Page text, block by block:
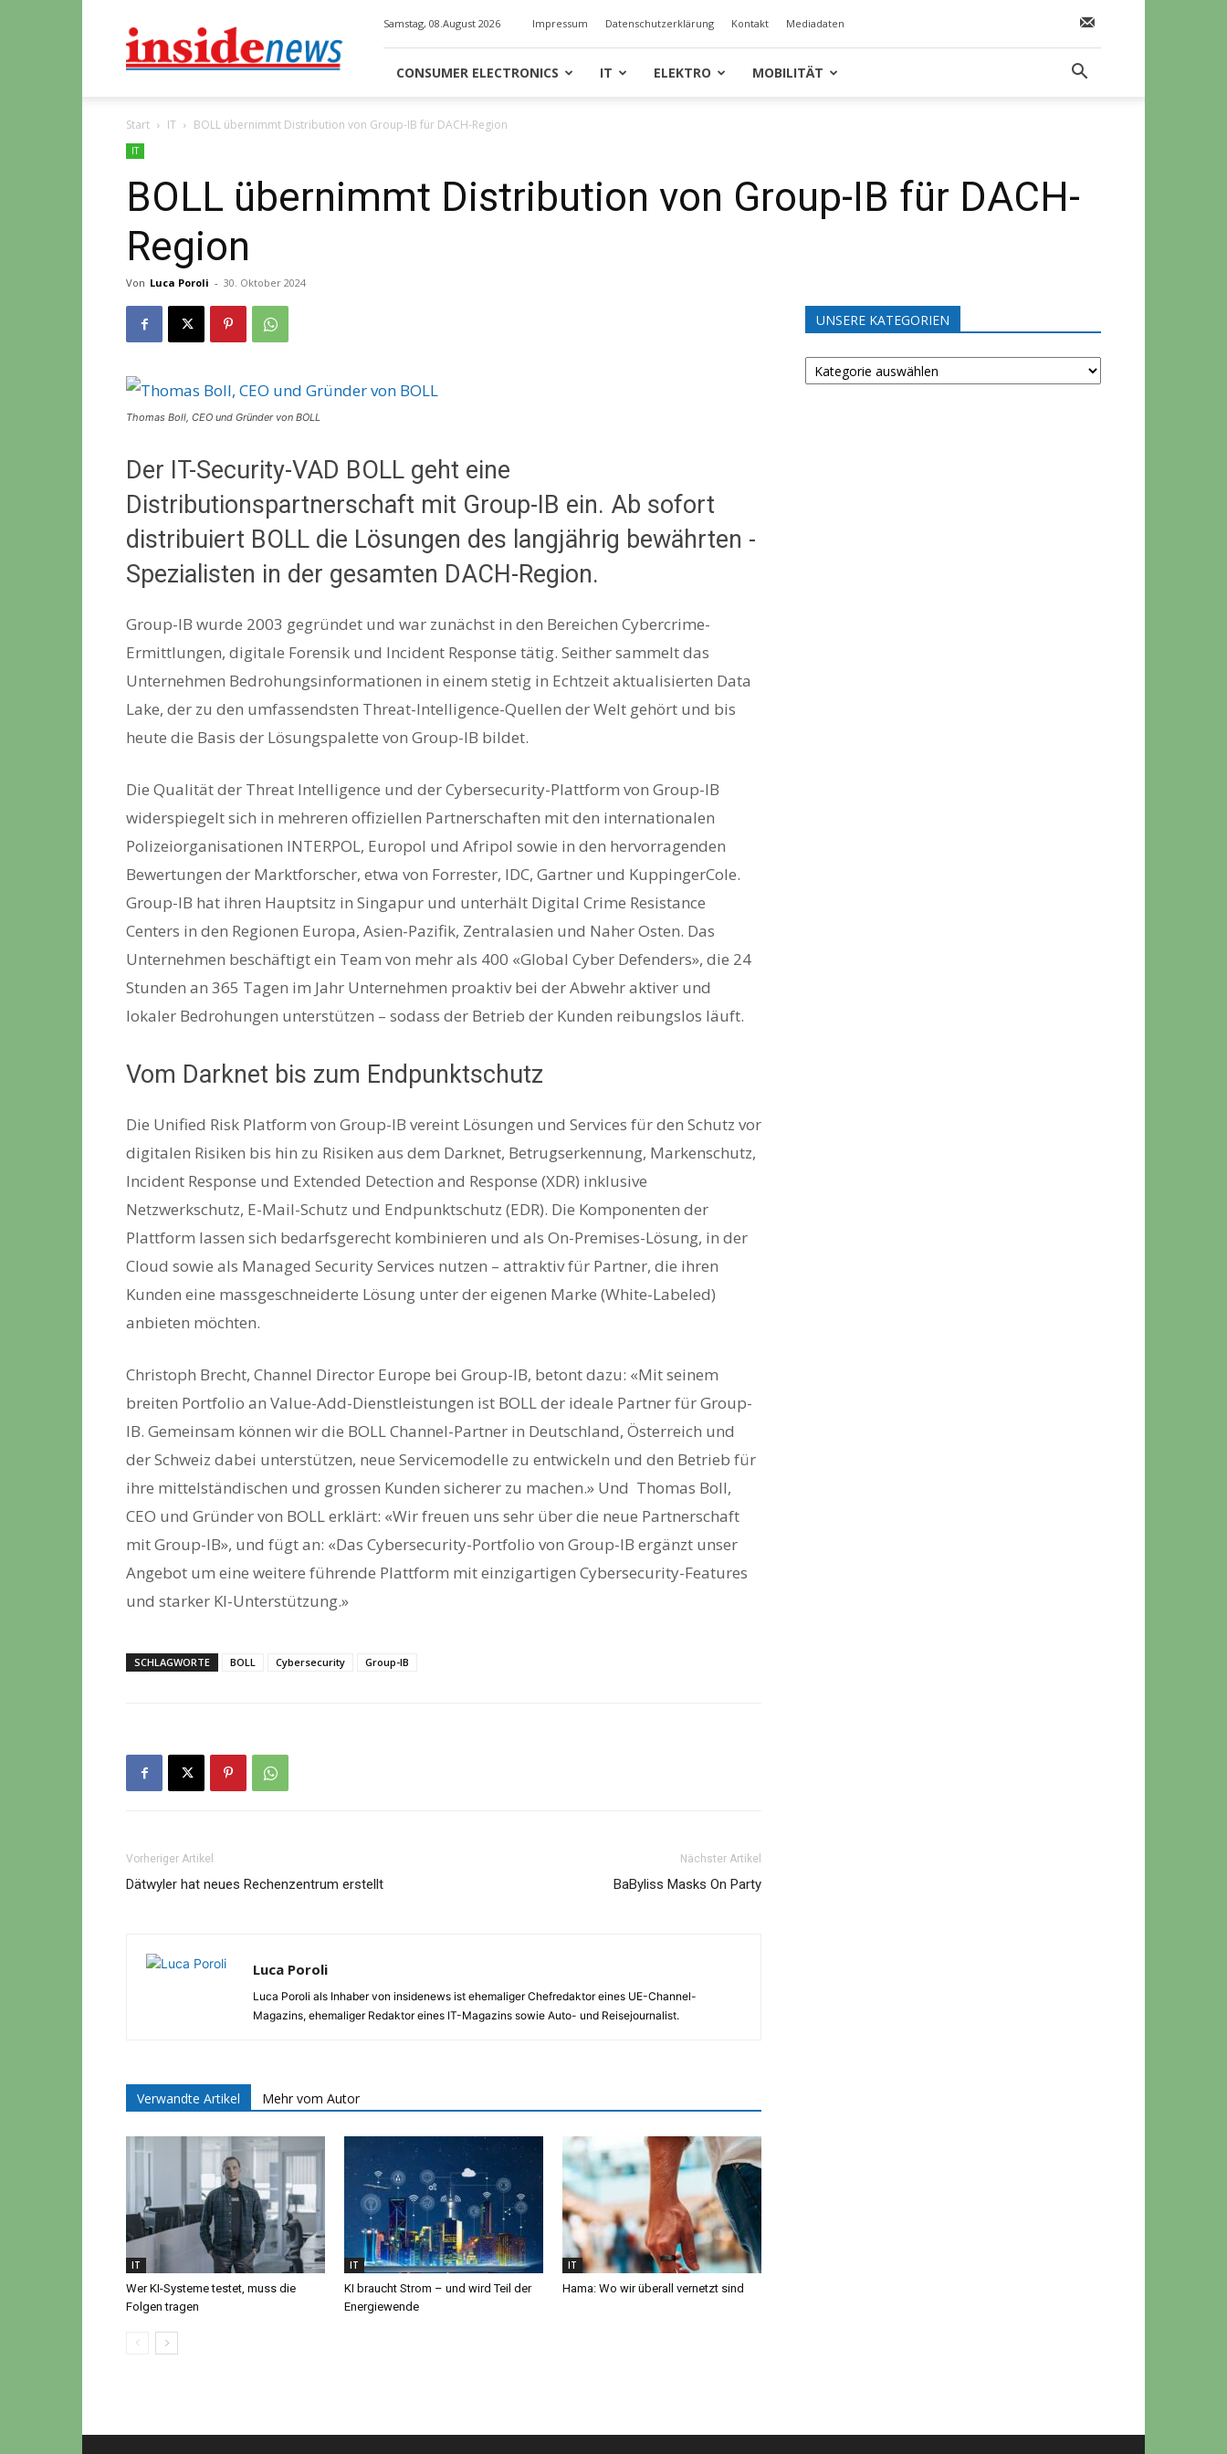
Samstag, 08.August 2026 Impressum Datenschutzerklärung Kontakt Mediadaten
CONSUMER ELECTRONICS IT ELEKTRO MOBILITÄT
Start IT BOLL übernimmt Distribution von Group-IB für DACH-Region
IT
BOLL übernimmt Distribution von Group-IB für DACH-
Region
Von Luca Poroli - 30. Oktober 2024
Thomas Boll, CEO und Gründer von BOLL
Der IT-Security-VAD BOLL geht eine
Distributionspartnerschaft mit Group-IB ein. Ab sofort
distribuiert BOLL die Lösungen des langjährig bewährten -
Spezialisten in der gesamten DACH-Region.
Group-IB wurde 2003 gegründet und war zunächst in den Bereichen Cybercrime-
Ermittlungen, digitale Forensik und Incident Response tätig. Seither sammelt das
Unternehmen Bedrohungsinformationen in einem stetig in Echtzeit aktualisierten Data
Lake, der zu den umfassendsten Threat-Intelligence-Quellen der Welt gehört und bis
heute die Basis der Lösungspalette von Group-IB bildet.
Die Qualität der Threat Intelligence und der Cybersecurity-Plattform von Group-IB
widerspiegelt sich in mehreren offiziellen Partnerschaften mit den internationalen
Polizeiorganisationen INTERPOL, Europol und Afripol sowie in den hervorragenden
Bewertungen der Marktforscher, etwa von Forrester, IDC, Gartner und KuppingerCole.
Group-IB hat ihren Hauptsitz in Singapur und unterhält Digital Crime Resistance
Centers in den Regionen Europa, Asien-Pazifik, Zentralasien und Naher Osten. Das
Unternehmen beschäftigt ein Team von mehr als 400 «Global Cyber Defenders», die 24
Stunden an 365 Tagen im Jahr Unternehmen proaktiv bei der Abwehr aktiver und
lokaler Bedrohungen unterstützen – sodass der Betrieb der Kunden reibungslos läuft.
Vom Darknet bis zum Endpunktschutz
Die Unified Risk Platform von Group-IB vereint Lösungen und Services für den Schutz vor
digitalen Risiken bis hin zu Risiken aus dem Darknet, Betrugserkennung, Markenschutz,
Incident Response und Extended Detection and Response (XDR) inklusive
Netzwerkschutz, E-Mail-Schutz und Endpunktschutz (EDR). Die Komponenten der
Plattform lassen sich bedarfsgerecht kombinieren und als On-Premises-Lösung, in der
Cloud sowie als Managed Security Services nutzen – attraktiv für Partner, die ihren
Kunden eine massgeschneiderte Lösung unter der eigenen Marke (White-Labeled)
anbieten möchten.
Christoph Brecht, Channel Director Europe bei Group-IB, betont dazu: «Mit seinem
breiten Portfolio an Value-Add-Dienstleistungen ist BOLL der ideale Partner für Group-
IB. Gemeinsam können wir die BOLL Channel-Partner in Deutschland, Österreich und
der Schweiz dabei unterstützen, neue Servicemodelle zu entwickeln und den Betrieb für
ihre mittelständischen und grossen Kunden sicherer zu machen.» Und Thomas Boll,
CEO und Gründer von BOLL erklärt: «Wir freuen uns sehr über die neue Partnerschaft
mit Group-IB», und fügt an: «Das Cybersecurity-Portfolio von Group-IB ergänzt unser
Angebot um eine weitere führende Plattform mit einzigartigen Cybersecurity-Features
und starker KI-Unterstützung.»
SCHLAGWORTE BOLL Cybersecurity Group-IB
Vorheriger Artikel
Dätwyler hat neues Rechenzentrum erstellt
Nächster Artikel
BaByliss Masks On Party
Luca Poroli
Luca Poroli als Inhaber von insidenews ist ehemaliger Chefredaktor eines UE-Channel-
Magazins, ehemaliger Redaktor eines IT-Magazins sowie Auto- und Reisejournalist.
Verwandte Artikel Mehr vom Autor
IT
Wer KI-Systeme testet, muss die
Folgen tragen
IT
KI braucht Strom – und wird Teil der
Energiewende
IT
Hama: Wo wir überall vernetzt sind
UNSERE KATEGORIEN
UNSERE
KATEGORIEN